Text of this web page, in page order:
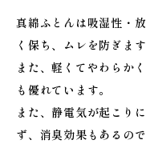
真綿ふとんは吸湿性・
く保ち、ムレを防ぎます
また、軽くてやわらか
も優れています。
また、静電気が起こり
ず、消臭効果もあるの